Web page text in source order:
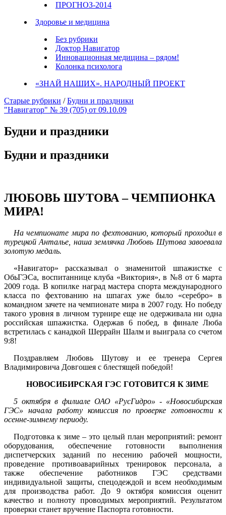
ПРОГНОЗ-2014
Здоровье и медицина
Без рубрики
Доктор Навигатор
Инновационная медицина – рядом!
Колонка психолога
«ЗНАЙ НАШИХ». НАРОДНЫЙ ПРОЕКТ
Старые рубрики /Будни и праздники
"Навигатор" № 39 (705) от 09.10.09
Будни и праздники
Будни и праздники
ЛЮБОВЬ ШУТОВА – ЧЕМПИОНКА
МИРА!
На чемпионате мира по фехтованию, который проходил в
турецкой Анталье, наша землячка Любовь Шутова завоевала
золотую медаль.
«Навигатор» рассказывал о знаменитой шпажистке с
ОбьГЭСа, воспитаннице клуба «Виктория», в №8 от 6 марта
2009 года. В копилке наград мастера спорта международного
класса по фехтованию на шпагах уже было «серебро» в
командном зачете на чемпионате мира в 2007 году. Но победу
такого уровня в личном турнире еще не одерживала ни одна
российская шпажистка. Одержав 6 побед, в финале Люба
встретилась с канадкой Шеррайн Шалм и выиграла со счетом
9:8!
Поздравляем Любовь Шутову и ее тренера Сергея
Владимировича Довгошея с блестящей победой!
НОВОСИБИРСКАЯ ГЭС ГОТОВИТСЯ К ЗИМЕ
5 октября в филиале ОАО «РусГидро» - «Новосибирская
ГЭС» начала работу комиссия по проверке готовности к
осенне-зимнему периоду.
Подготовка к зиме – это целый план мероприятий: ремонт
оборудования, обеспечение готовности выполнения
диспетчерских заданий по несению рабочей мощности,
проведение противоаварийных тренировок персонала, а
также обеспечение работников ГЭС средствами
индивидуальной защиты, спецодеждой и всем необходимым
для производства работ. До 9 октября комиссия оценит
качество и полноту проводимых мероприятий. Результатом
проверки станет вручение Паспорта готовности.